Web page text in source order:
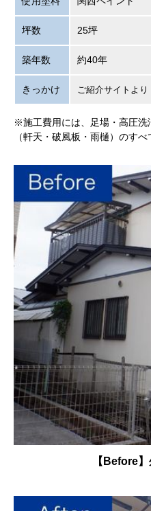
坪数 25坪
築年数 約40年
きっかけ ご紹介サイトより
※施工費用には、足場・高圧洗
（軒天・破風板・雨樋）のすべ
【Before